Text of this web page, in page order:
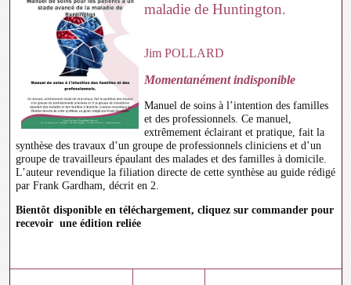
maladie de Huntington.
Jim POLLARD
Momentanément indisponible
Manuel de soins à l’intention des familles
et des professionnels. Ce manuel,
extrêmement éclairant et pratique, fait la
synthèse des travaux d’un groupe de professionnels cliniciens et d’un
groupe de travailleurs épaulant des malades et des familles à domicile.
L’auteur revendique la filiation directe de cette synthèse au guide rédigé
par Frank Gardham, décrit en 2.
Bientôt disponible en téléchargement, cliquez sur commander pour
recevoir une édition reliée